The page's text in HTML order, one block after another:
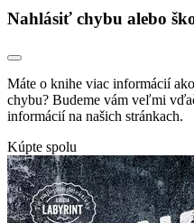
Nahlásiť chybu alebo
Máte o knihe viac informácií
chybu? Budeme vám veľmi
informácií na našich stránkach.
Kúpte spolu